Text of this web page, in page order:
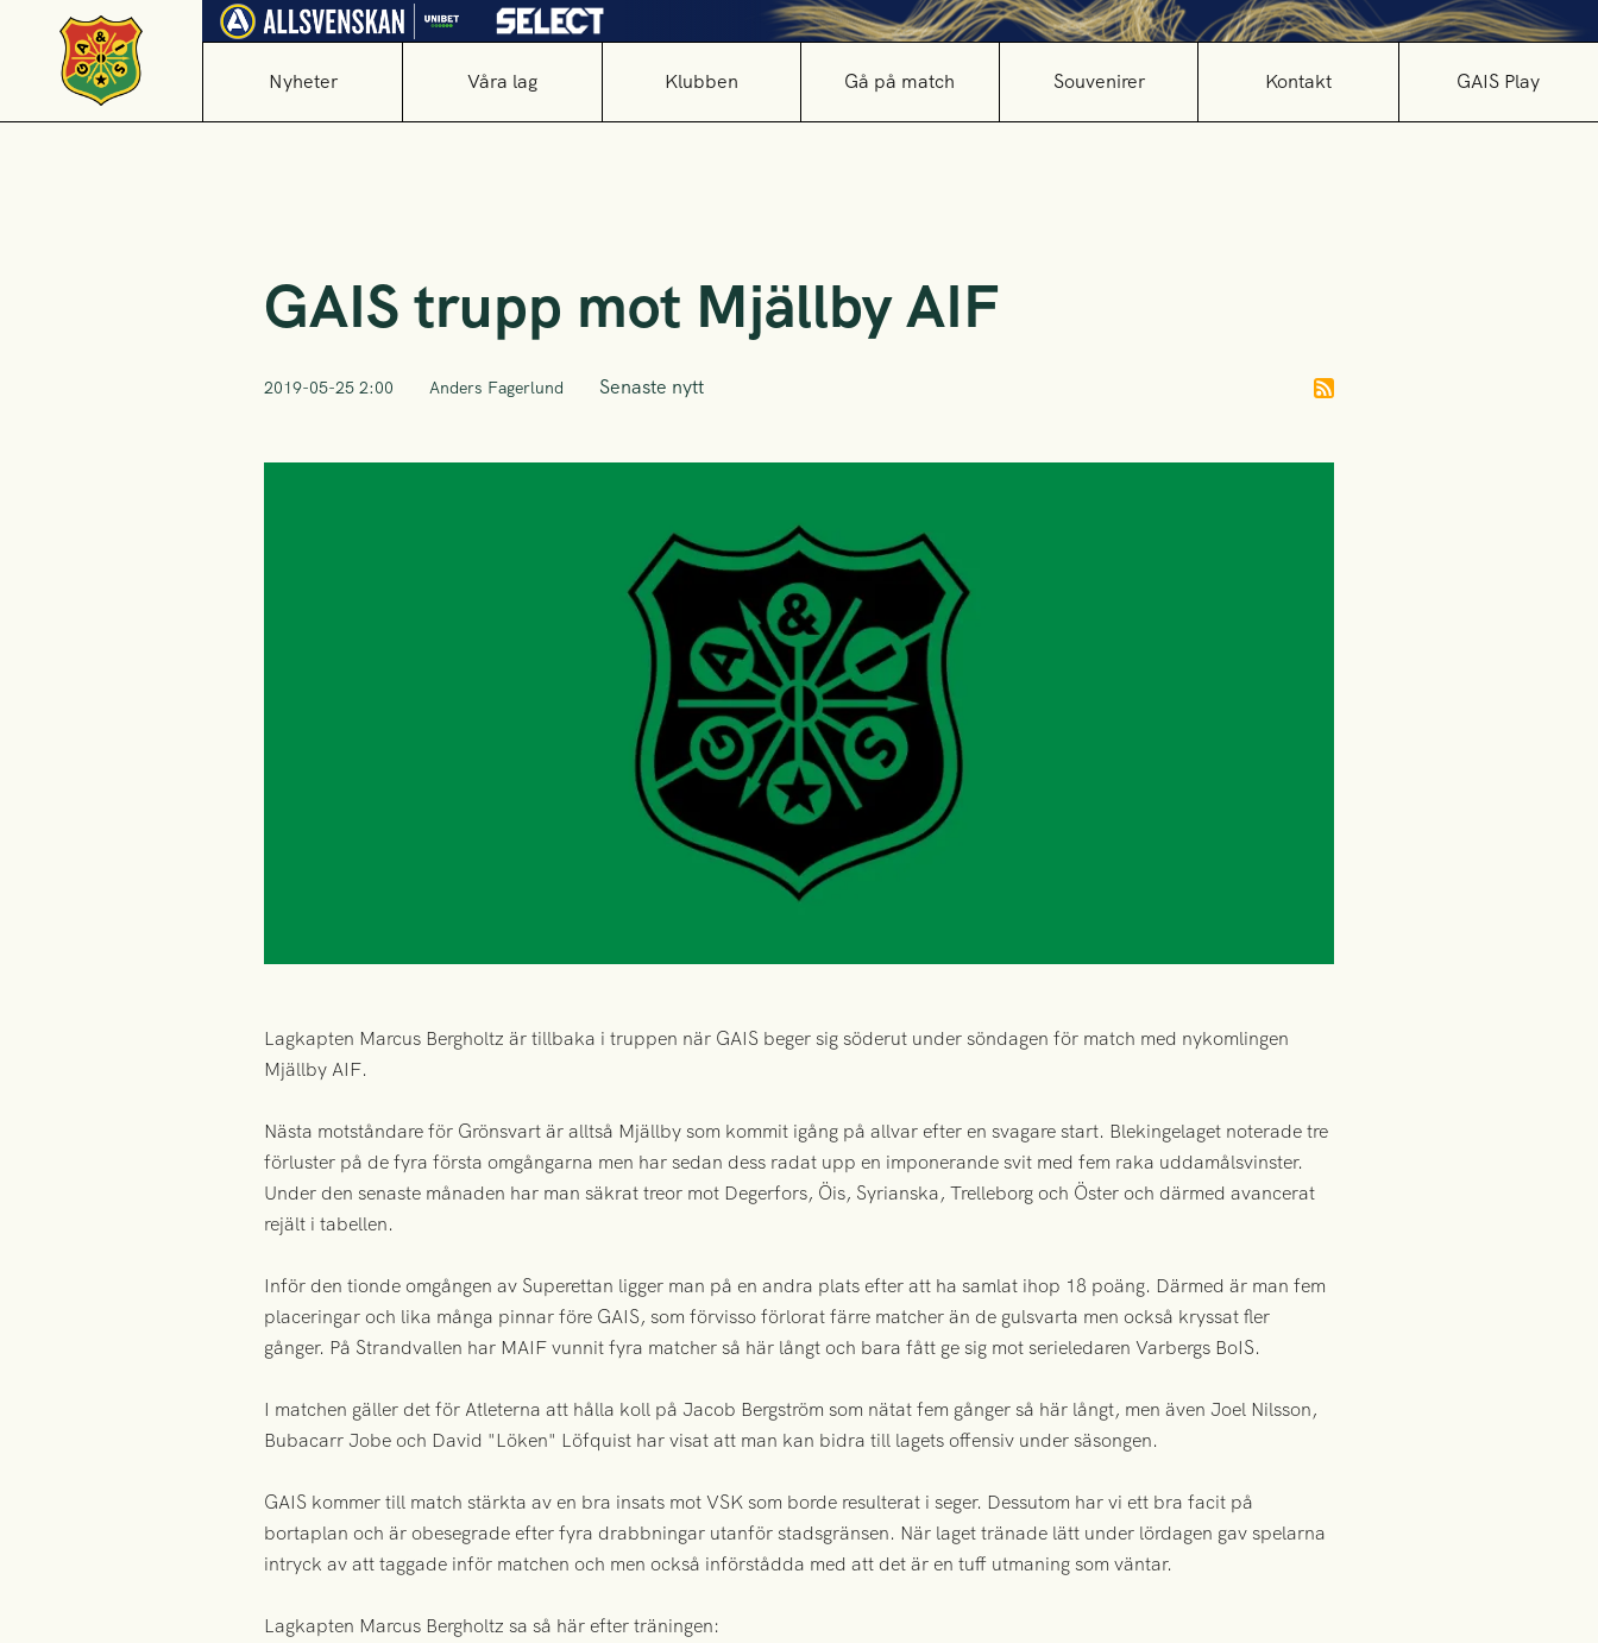
Nyheter Våra lag Klubben Gå på match Souvenirer Kontakt GAIS Play
GAIS trupp mot Mjällby AIF
2019-05-25 2:00 Anders Fagerlund Senaste nytt
Lagkapten Marcus Bergholtz är tillbaka i truppen när GAIS beger sig söderut under söndagen för match med nykomlingen
Mjällby AIF.
Nästa motståndare för Grönsvart är alltså Mjällby som kommit igång på allvar efter en svagare start. Blekingelaget noterade tre
förluster på de fyra första omgångarna men har sedan dess radat upp en imponerande svit med fem raka uddamålsvinster.
Under den senaste månaden har man säkrat treor mot Degerfors, Öis, Syrianska, Trelleborg och Öster och därmed avancerat
rejält i tabellen.
Inför den tionde omgången av Superettan ligger man på en andra plats efter att ha samlat ihop 18 poäng. Därmed är man fem
placeringar och lika många pinnar före GAIS, som förvisso förlorat färre matcher än de gulsvarta men också kryssat fler
gånger. På Strandvallen har MAIF vunnit fyra matcher så här långt och bara fått ge sig mot serieledaren Varbergs BoIS.
I matchen gäller det för Atleterna att hålla koll på Jacob Bergström som nätat fem gånger så här långt, men även Joel Nilsson,
Bubacarr Jobe och David "Löken" Löfquist har visat att man kan bidra till lagets offensiv under säsongen.
GAIS kommer till match stärkta av en bra insats mot VSK som borde resulterat i seger. Dessutom har vi ett bra facit på
bortaplan och är obesegrade efter fyra drabbningar utanför stadsgränsen. När laget tränade lätt under lördagen gav spelarna
intryck av att taggade inför matchen och men också införstådda med att det är en tuff utmaning som väntar.
Lagkapten Marcus Bergholtz sa så här efter träningen: